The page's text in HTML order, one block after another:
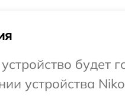
будет
устройства